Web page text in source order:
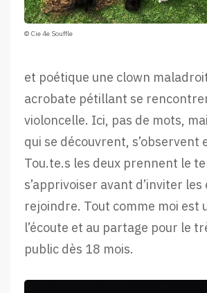
© Cie 4e Souffle
et poétique une clown
acrobate pétillant se
violoncelle. Ici, pas de mots,
qui se découvrent, s’observent
Tou.te.s les deux prennent le
s’apprivoiser avant d’inviter
rejoindre. Tout comme moi est
l’écoute et au partage pour le
public dès 18 mois.